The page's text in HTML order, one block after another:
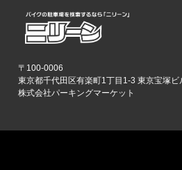
〒100-0006
東京都千代田区有楽町1丁目1-3 東京宝塚ビ
株式会社パーキングマーケット